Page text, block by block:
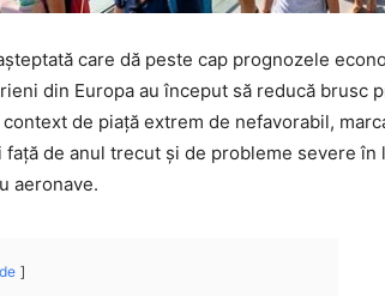
care dă peste cap prognozele
din Europa au început să reducă brusc
de piață extrem de nefavorabil,
de anul trecut și de probleme severe în
aeronave.